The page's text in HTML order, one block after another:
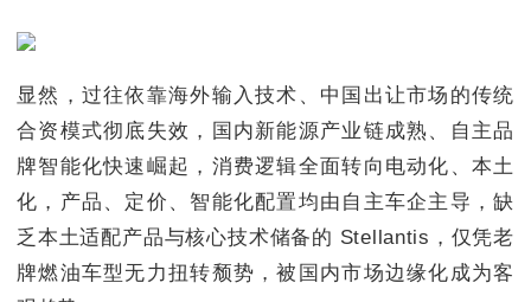
显然，过往依靠海外输入技术、中国出让市场的传统
合资模式彻底失效，国内新能源产业链成熟、自主品
牌智能化快速崛起，消费逻辑全面转向电动化、本土
化，产品、定价、智能化配置均由自主车企主导，缺
乏本土适配产品与核心技术储备的 Stellantis，仅凭老
牌燃油车型无力扭转颓势，被国内市场边缘化成为客